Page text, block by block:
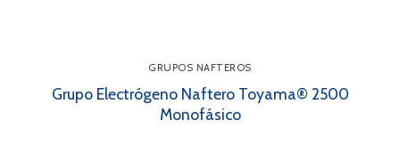
GRUPOS NAFTEROS
Grupo Electrógeno Naftero Toyama® 2500
Monofásico